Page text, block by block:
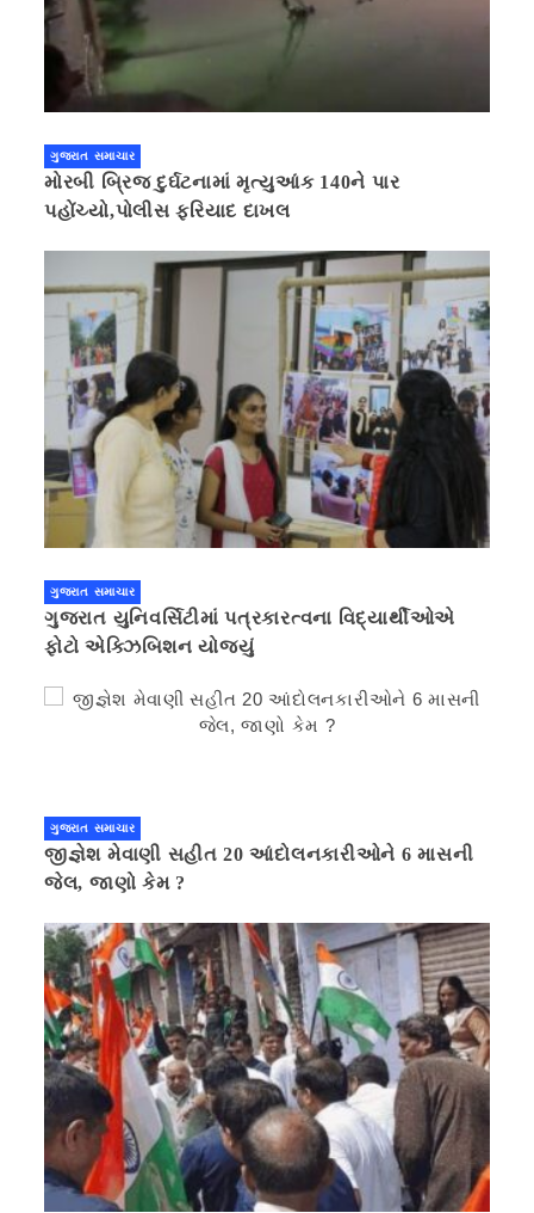
ગુજરાત સમાચાર
મોરબી બ્રિજ દુર્ઘટનામાં મૃત્યુઆંક 140ને પાર
પહોંચ્યો,પોલીસ ફરિયાદ દાખલ
ગુજરાત સમાચાર
ગુજરાત યુનિવર્સિટીમાં પત્રકારત્વના વિદ્યાર્થીઓએ
ફોટો એક્ઝિબિશન યોજ્યું
ગુજરાત સમાચાર
જીજ્ઞેશ મેવાણી સહીત 20 આંદોલનકારીઓને 6 માસની
જેલ, જાણો કેમ ?